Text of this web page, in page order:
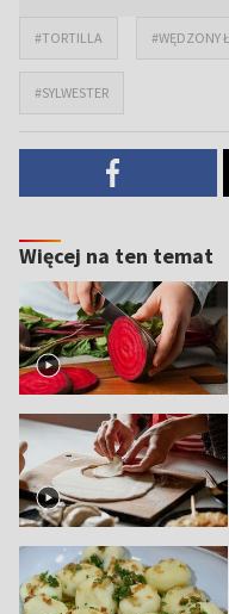
#TORTILLA #WĘDZONY
#SYLWESTER
Więcej na ten temat